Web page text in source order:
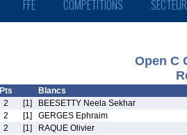
FFE COMPÉTITIONS
Open C
Pts
Blancs
2 [1]
BEESETTY Neela Sekhar
2 [1]
GERGES Ephraim
2 [1]
RAQUE Olivier